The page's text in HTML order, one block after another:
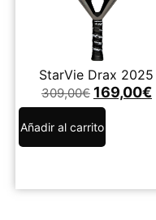
StarVie Drax 2025
309,00€ 169,00€
Añadir al carrito